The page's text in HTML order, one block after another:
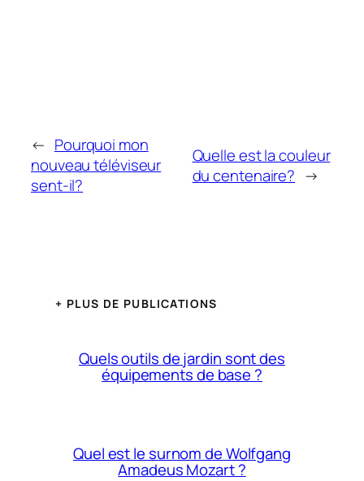
← Pourquoi mon
nouveau téléviseur
sent-il?
Quelle est la couleur
du centenaire? →
+ PLUS DE PUBLICATIONS
Quels outils de jardin sont des
équipements de base ?
Quel est le surnom de Wolfgang
Amadeus Mozart ?